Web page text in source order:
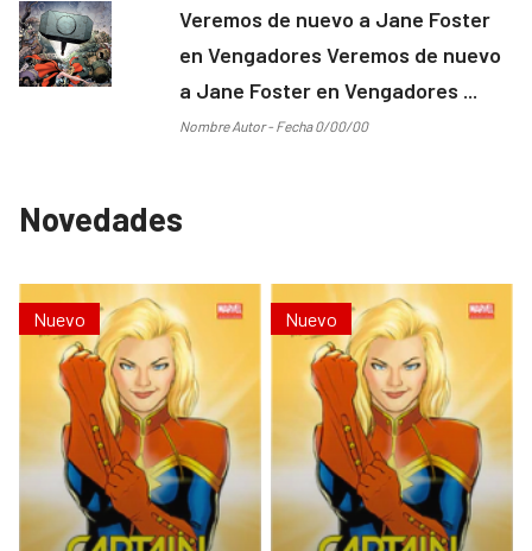
Veremos de nuevo a Jane Foster
en Vengadores Veremos de nuevo
a Jane Foster en Vengadores ...
Nombre Autor - Fecha 0/00/00
Novedades
Nuevo Nuevo